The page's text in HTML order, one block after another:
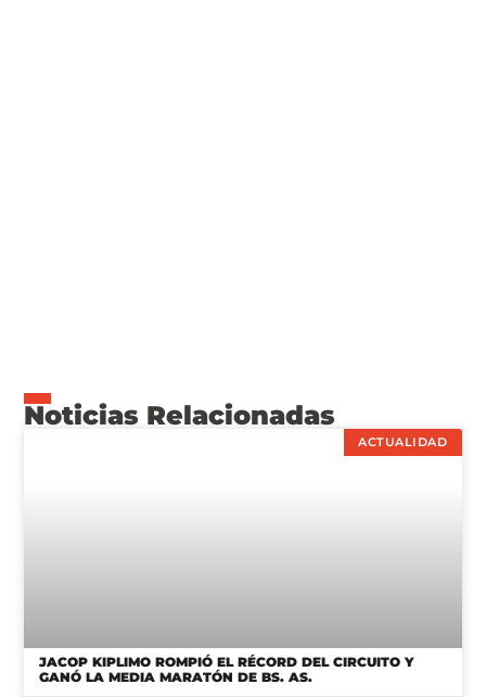
Noticias Relacionadas
ACTUALIDAD
JACOP KIPLIMO ROMPIÓ EL RÉCORD DEL CIRCUITO Y
GANÓ LA MEDIA MARATÓN DE BS. AS.